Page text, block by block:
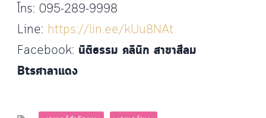
โทร: 095-289-9998
Line: https://lin.ee/kUu8NAt
Facebook: นิติธรรม คลินิก สาขาสีลม
Btsศาลาแดง